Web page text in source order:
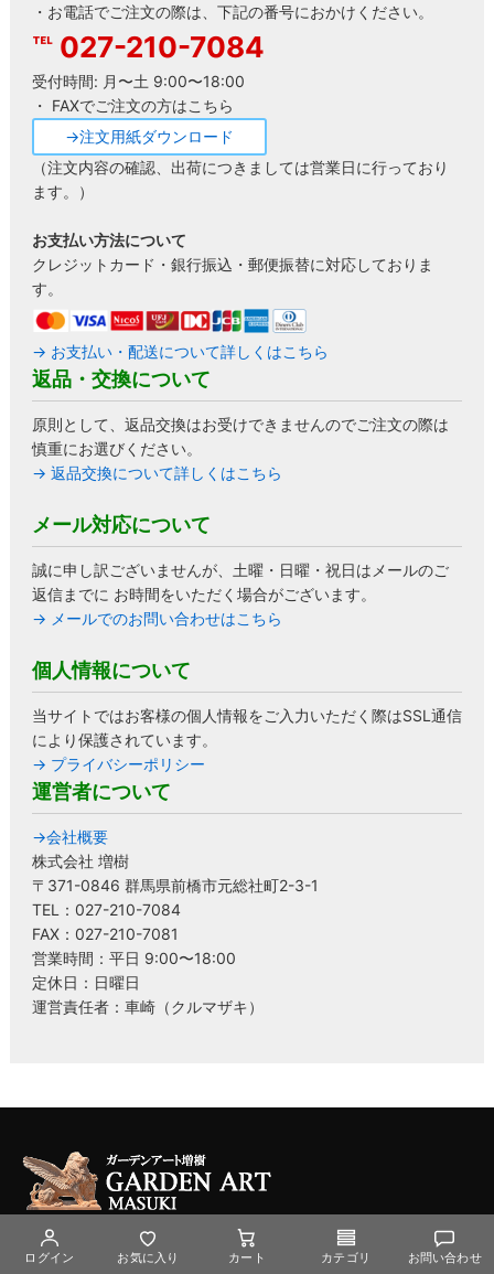
ログイン お気に入り カート カテゴリ お問い合わせ
・お電話でご注文の際は、下記の番号におかけください。
027-210-7084
受付時間: 月〜土 9:00〜18:00
・ FAXでご注文の方はこちら
→注文用紙ダウンロード
（注文内容の確認、出荷につきましては営業日に行っており
ます。）
お支払い方法について
クレジットカード・銀行振込・郵便振替に対応しておりま
す。
→ お支払い・配送について詳しくはこちら
返品・交換について
原則として、返品交換はお受けできませんのでご注文の際は
慎重にお選びください。
→ 返品交換について詳しくはこちら
メール対応について
誠に申し訳ございませんが、土曜・日曜・祝日はメールのご
返信までに お時間をいただく場合がございます。
→ メールでのお問い合わせはこちら
個人情報について
当サイトではお客様の個人情報をご入力いただく際はSSL通信
により保護されています。
→ プライバシーポリシー
運営者について
→会社概要
株式会社 増樹
〒371-0846 群馬県前橋市元総社町2-3-1
TEL：027-210-7084
FAX：027-210-7081
営業時間：平日 9:00〜18:00
定休日：日曜日
運営責任者：車崎（クルマザキ）
〒371-0846